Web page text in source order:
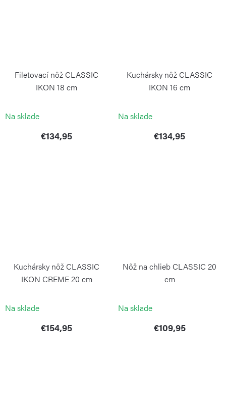
Filetovací nôž CLASSIC
IKON 18 cm
Na sklade
€134,95
Kuchársky nôž CLASSIC
IKON 16 cm
Na sklade
€134,95
Kuchársky nôž CLASSIC
IKON CREME 20 cm
Na sklade
€154,95
Nôž na chlieb CLASSIC 20
cm
Na sklade
€109,95